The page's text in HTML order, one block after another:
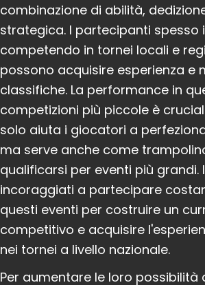
combinazione di abilità,
strategica. I partecipanti spesso
competendo in tornei locali e
possono acquisire esperienza e
classifiche. La performance in
competizioni più piccole è
solo aiuta i giocatori a
ma serve anche come
qualificarsi per eventi più grandi.
incoraggiati a partecipare
questi eventi per costruire un
competitivo e acquisire
nei tornei a livello nazionale.
Per aumentare le loro possibilità